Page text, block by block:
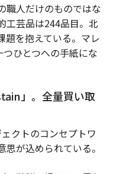
職人だけのものではな
工芸品は244品目。北
題を抱えている。マレ
ひとつへの手紙にな
」。全量買い取
クトのコンセプトワ
が込められている。